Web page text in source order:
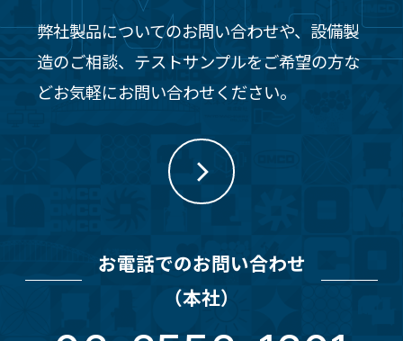
弊社製品についてのお問い合わせや、設備製
造のご相談、テストサンプルをご希望の方な
どお気軽にお問い合わせください。
お電話でのお問い合わせ
（本社）